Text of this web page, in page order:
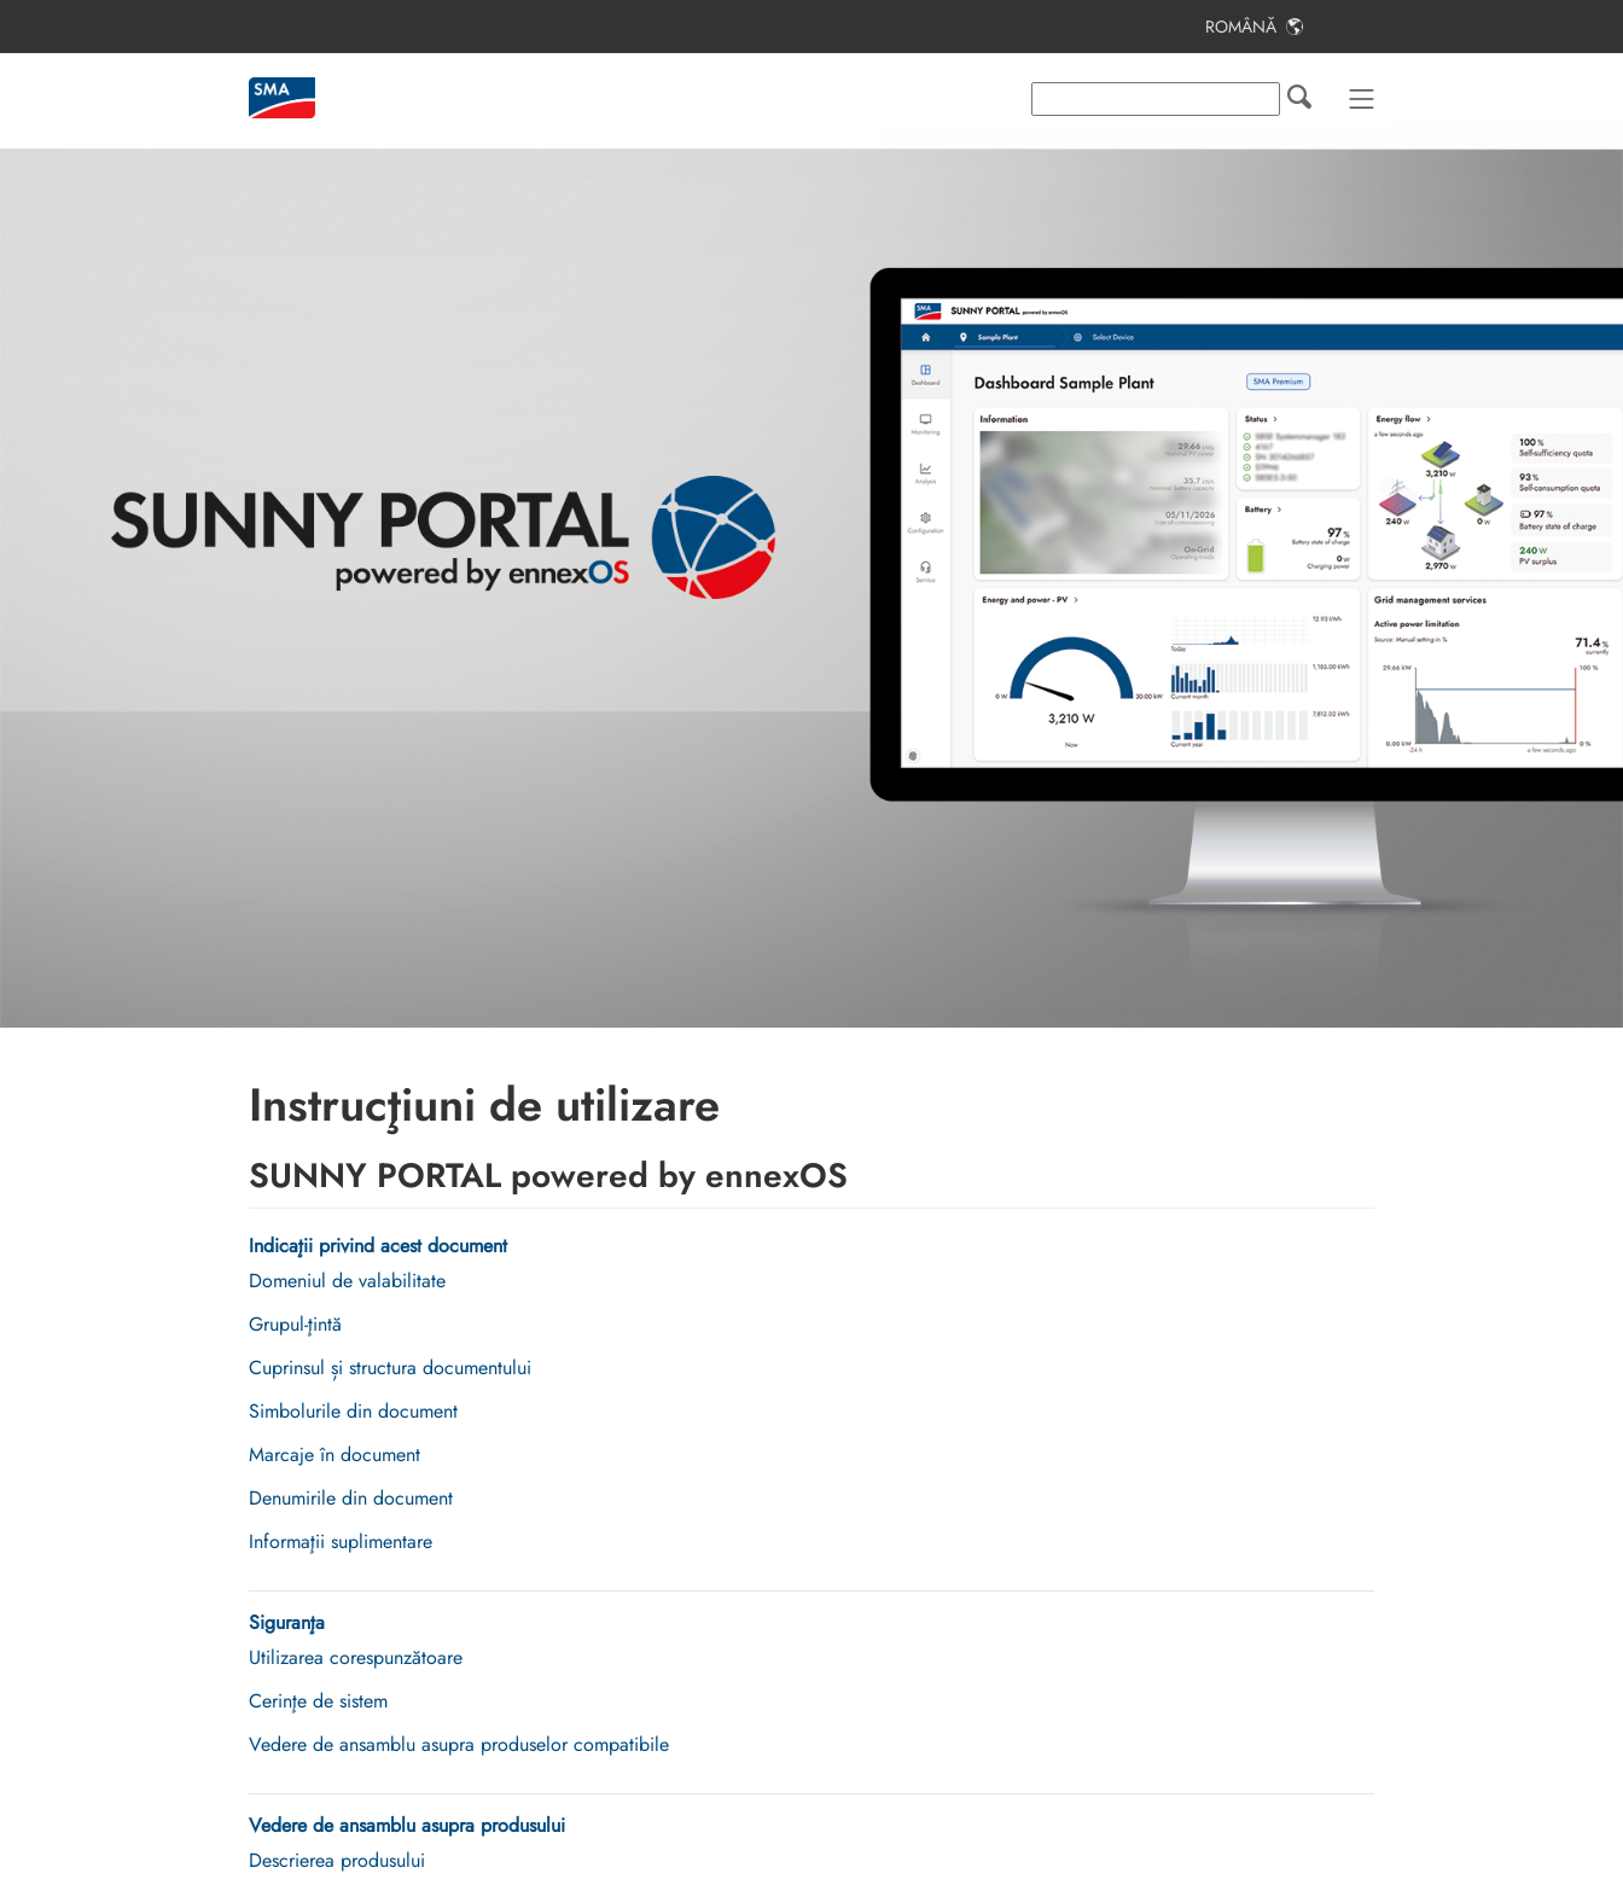
ROMÂNĂ
Instrucţiuni de utilizare
SUNNY PORTAL powered by ennexOS
Indicaţii privind acest document
Domeniul de valabilitate
Grupul-ţintă
Cuprinsul și structura documentului
Simbolurile din document
Marcaje în document
Denumirile din document
Informaţii suplimentare
Siguranţa
Utilizarea corespunzătoare
Cerinţe de sistem
Vedere de ansamblu asupra produselor compatibile
Vedere de ansamblu asupra produsului
Descrierea produsului
Cuprins
produsului
Contact